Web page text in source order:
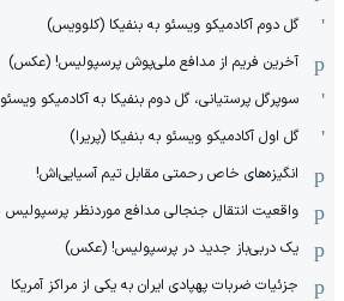
گل دوم آکادمیکو ویسئو به بنفیکا (کلوویس)
آخرین فریم از مدافع ملی‌پوش پرسپولیس! (عکس)
سوپرگل پرستیانی، گل دوم بنفیکا به آکادمیکو ویسئو
گل اول آکادمیکو ویسئو به بنفیکا (پریرا)
انگیزه‌های خاص رحمتی مقابل تیم‌ آسیایی‌اش!
واقعیت انتقال جنجالی مدافع موردنظر پرسپولیس
یک دربی‌باز جدید در پرسپولیس! (عکس)
جزئیات ضربات پهپادی ایران به یکی از مراکز آمریکا